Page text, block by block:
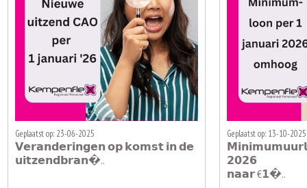
Geplaatst op: 23-06-2025
𝗩𝗲𝗿𝗮𝗻𝗱𝗲𝗿𝗶𝗻𝗴𝗲𝗻 𝗼𝗽 𝗸𝗼𝗺𝘀𝘁 𝗶𝗻 𝗱𝗲
𝘂𝗶𝘁𝘇𝗲𝗻𝗱𝗯𝗿𝗮𝗻�..
Geplaatst op: 13-10-2025
𝟮𝟬𝟮𝟲
𝗻𝗮𝗮𝗿 €𝟭�..